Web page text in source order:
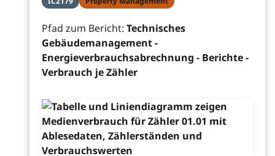
Pfad zum Bericht: Technisches
Gebäudemanagement -
Energieverbrauchsabrechnung - Berichte -
Verbrauch je Zähler